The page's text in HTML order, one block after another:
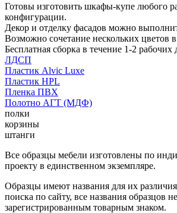
Готовы изготовить шкафы-купе любого
конфигурации.
Декор и отделку фасадов можно
Возможно сочетание нескольких цветов
Бесплатная сборка в течение 1-2 рабочих
ЛДСП
Пластик Alvic Luxe
Пластик HPL
Пленка ПВХ
Полотно АГТ (МДФ)
полки
корзины
штанги
Все образцы мебели изготовлены по
проекту в единственном экземпляре.
Образцы имеют названия для их
поиска по сайту, все названия образцов
зарегистрированным товарным знаком.